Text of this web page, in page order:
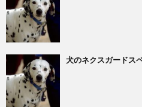
犬のネクスガードス